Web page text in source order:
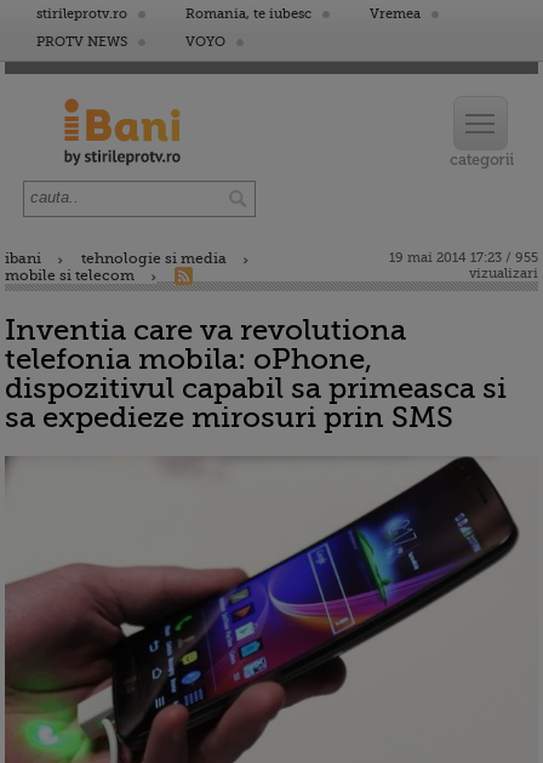
stirileprotv.ro Romania, te iubesc
Vremea
PROTV NEWS
VOYO
ibani
tehnologie si media
mobile si telecom
19 mai 2014 17:23 / 955
vizualizari
Inventia care va revolutiona
telefonia mobila: oPhone,
dispozitivul capabil sa primeasca si
sa expedieze mirosuri prin SMS